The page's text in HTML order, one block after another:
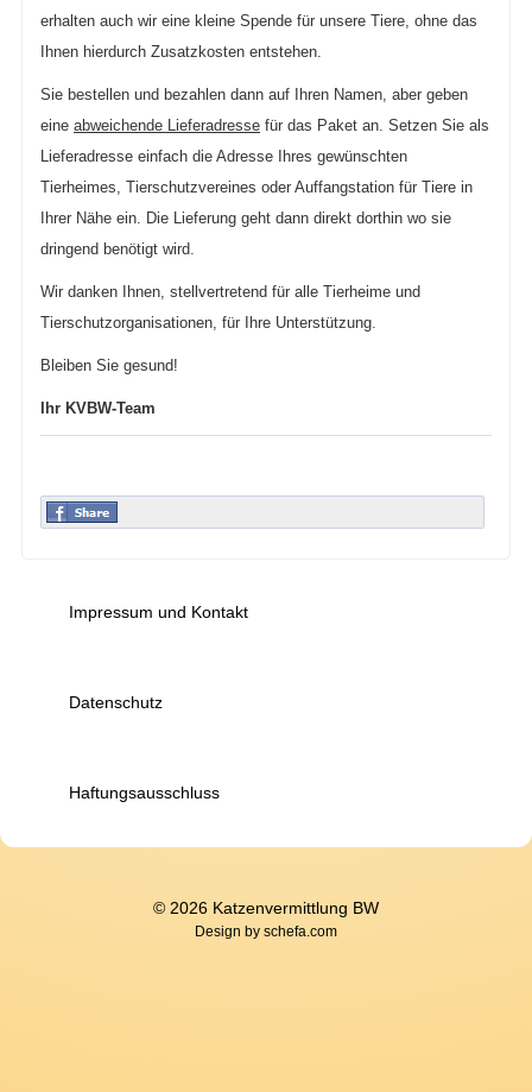
erhalten auch wir eine kleine Spende für unsere Tiere, ohne das
Ihnen hierdurch Zusatzkosten entstehen.
Sie bestellen und bezahlen dann auf Ihren Namen, aber geben
eine abweichende Lieferadresse für das Paket an. Setzen Sie als
Lieferadresse einfach die Adresse Ihres gewünschten
Tierheimes, Tierschutzvereines oder Auffangstation für Tiere in
Ihrer Nähe ein. Die Lieferung geht dann direkt dorthin wo sie
dringend benötigt wird.
Wir danken Ihnen, stellvertretend für alle Tierheime und
Tierschutzorganisationen, für Ihre Unterstützung.
Bleiben Sie gesund!
Ihr KVBW-Team
Impressum und Kontakt
Datenschutz
Haftungsausschluss
© 2026 Katzenvermittlung BW
Design by schefa.com